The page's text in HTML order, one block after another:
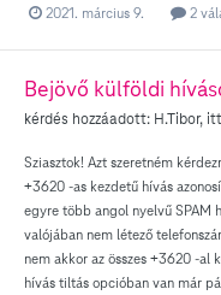
2021. március 9. 2
Bejövő külföldi
kérdés hozzáadott: H.Tibor,
Sziasztok! Azt szeretném
+3620 -as kezdetű hívás
egyre több angol nyelvű SPAM
valójában nem létező
nem akkor az összes +3620 -al
hívás tiltás opcióban van már